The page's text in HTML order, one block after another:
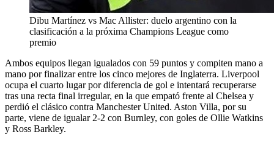
Dibu Martínez vs Mac Allister: duelo argentino con la
clasificación a la próxima Champions League como
premio
Ambos equipos llegan igualados con 59 puntos y compiten mano a
mano por finalizar entre los cinco mejores de Inglaterra. Liverpool
ocupa el cuarto lugar por diferencia de gol e intentará recuperarse
tras una recta final irregular, en la que empató frente al Chelsea y
perdió el clásico contra Manchester United. Aston Villa, por su
parte, viene de igualar 2-2 con Burnley, con goles de Ollie Watkins
y Ross Barkley.